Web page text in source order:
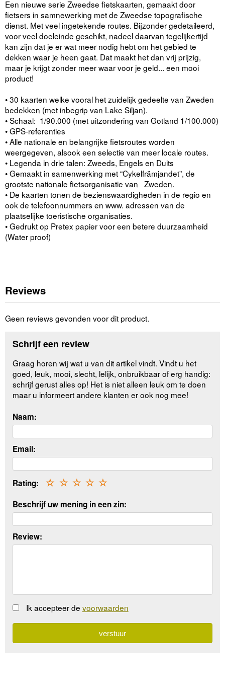
Een nieuwe serie Zweedse fietskaarten, gemaakt door
fietsers in samnewerking met de Zweedse topografische
dienst. Met veel ingetekende routes. Bijzonder gedetaileerd,
voor veel doeleinde geschikt, nadeel daarvan tegelijkertijd
kan zijn dat je er wat meer nodig hebt om het gebied te
dekken waar je heen gaat. Dat maakt het dan vrij prijzig,
maar je krijgt zonder meer waar voor je geld... een mooi
product!
• 30 kaarten welke vooral het zuidelijk gedeelte van Zweden
bedekken (met inbegrip van Lake Siljan).
• Schaal: 1/90.000 (met uitzondering van Gotland 1/100.000)
• GPS-referenties
• Alle nationale en belangrijke fietsroutes worden
weergegeven, alsook een selectie van meer locale routes.
• Legenda in drie talen: Zweeds, Engels en Duits
• Gemaakt in samenwerking met “Cykelfrämjandet”, de
grootste nationale fietsorganisatie van Zweden.
• De kaarten tonen de bezienswaardigheden in de regio en
ook de telefoonnummers en www. adressen van de
plaatselijke toeristische organisaties.
• Gedrukt op Pretex papier voor een betere duurzaamheid
(Water proof)
Reviews
Geen reviews gevonden voor dit product.
Schrijf een review
Graag horen wij wat u van dit artikel vindt. Vindt u het
goed, leuk, mooi, slecht, lelijk, onbruikbaar of erg handig:
schrijf gerust alles op! Het is niet alleen leuk om te doen
maar u informeert andere klanten er ook nog mee!
Naam:
Email:
Rating: ☆
☆
☆
☆
☆
Beschrijf uw mening in een zin:
Review:
Ik accepteer de voorwaarden